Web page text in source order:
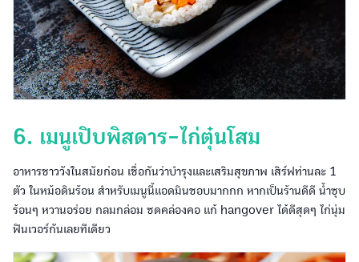
6. เมนูเปิบพิสดาร-ไก่ตุ๋นโสม
อาหารชาววังในสมัยก่อน เชื่อกันว่าบำรุงและเสริมสุขภาพ เสิร์ฟท่านละ 1
ตัว ในหม้อดินร้อน สำหรับเมนูนี้แอดมินชอบมากกก หากเป็นร้านดีดี น้ำซุบ
ร้อนๆ หวานอร่อย กลมกล่อม ซดคล่องคอ แก้ hangover ได้ดีสุดๆ ไก่นุ่ม
ฟินเวอร์กันเลยทีเดียว